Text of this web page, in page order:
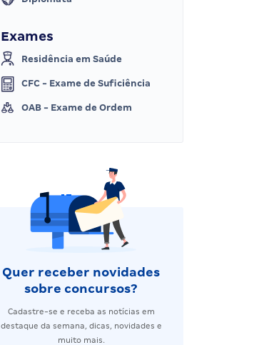
Exames
Residência em Saúde
CFC - Exame de Suficiência
OAB - Exame de Ordem
Quer receber novidades
sobre concursos?
Cadastre-se e receba as notícias em
destaque da semana, dicas, novidades e
muito mais.